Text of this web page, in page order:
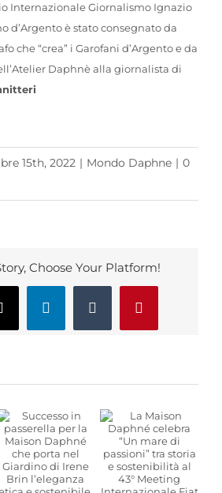
Internazionale Giornalismo Ignazio
d’Argento è stato consegnato da
che “crea” i Garofani d’Argento e da
Daphnè alla giornalista di
15th, 2022 | Mondo Daphne | 0
Choose Your Platform!
LinkedInTumblr Pinterest